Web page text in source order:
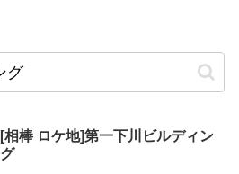
[相棒 ロケ地]第一下川ビルディン
グ